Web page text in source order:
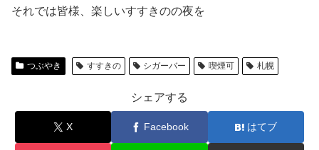
それでは皆様、楽しいすすきのの夜を
つぶやき すすきの シガーバー 喫煙可 札幌
シェアする
X Facebook はてブ